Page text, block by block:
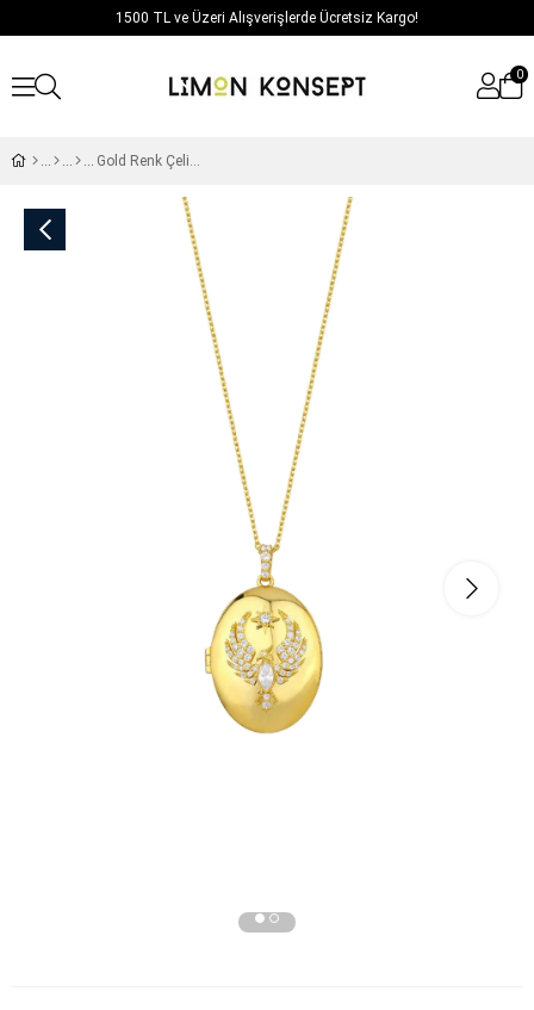
1500 TL ve Üzeri Alışverişlerde Ücretsiz Kargo!
0
Gold Renk Çelik Alya Kolye / Model 632